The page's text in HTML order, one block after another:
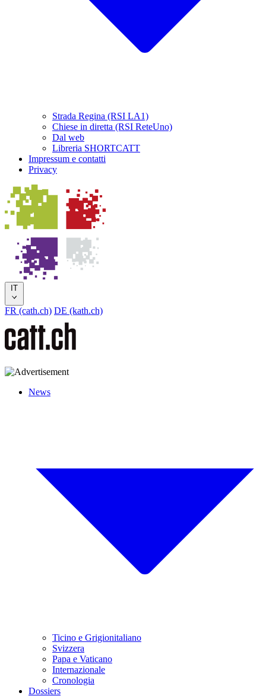
Strada Regina (RSI LA1)
Chiese in diretta (RSI ReteUno)
Dal web
Libreria SHORTCATT
Impressum e contatti
Privacy
IT
FR (cath.ch) DE (kath.ch)
News
Ticino e Grigionitaliano
Svizzera
Papa e Vaticano
Internazionale
Cronologia
Dossiers